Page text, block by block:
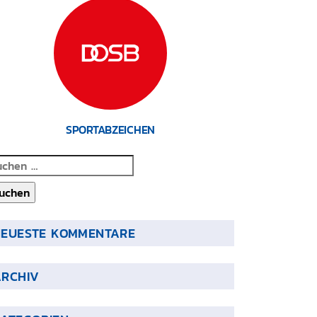
SPORTABZEICHEN
KOMMENTARE